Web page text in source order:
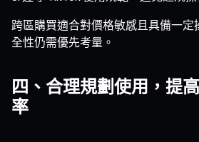
跨區購買適合對價格敏感且具備一定
全性仍需優先考量。
四、合理規劃使用，提
率